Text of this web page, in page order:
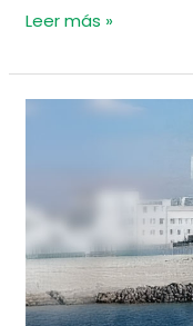
Leer más »
Hablamos
Almudena
Lara